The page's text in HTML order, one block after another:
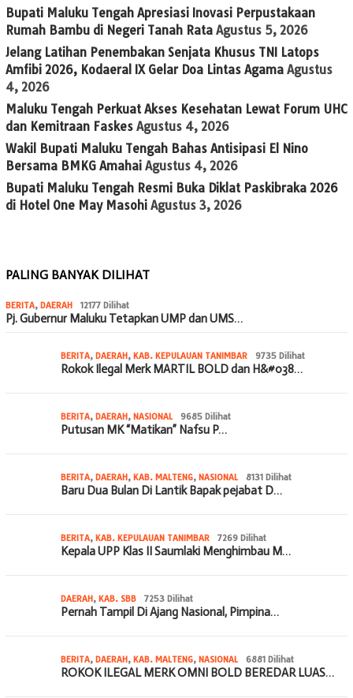
Bupati Maluku Tengah Apresiasi Inovasi Perpustakaan
Rumah Bambu di Negeri Tanah Rata Agustus 5, 2026
Jelang Latihan Penembakan Senjata Khusus TNI Latops
Amfibi 2026, Kodaeral IX Gelar Doa Lintas Agama Agustus
4, 2026
Maluku Tengah Perkuat Akses Kesehatan Lewat Forum UHC
dan Kemitraan Faskes Agustus 4, 2026
Wakil Bupati Maluku Tengah Bahas Antisipasi El Nino
Bersama BMKG Amahai Agustus 4, 2026
Bupati Maluku Tengah Resmi Buka Diklat Paskibraka 2026
di Hotel One May Masohi Agustus 3, 2026
PALING BANYAK DILIHAT
BERITA, DAERAH 12177 Dilihat
Pj. Gubernur Maluku Tetapkan UMP dan UMS…
BERITA, DAERAH, KAB. KEPULAUAN TANIMBAR 9735 Dilihat
Rokok Ilegal Merk MARTIL BOLD dan H&#038…
BERITA, DAERAH, NASIONAL 9685 Dilihat
Putusan MK “Matikan” Nafsu P…
BERITA, DAERAH, KAB. MALTENG, NASIONAL 8131 Dilihat
Baru Dua Bulan Di Lantik Bapak pejabat D…
BERITA, KAB. KEPULAUAN TANIMBAR 7269 Dilihat
Kepala UPP Klas II Saumlaki Menghimbau M…
DAERAH, KAB. SBB 7253 Dilihat
Pernah Tampil Di Ajang Nasional, Pimpina…
BERITA, DAERAH, KAB. MALTENG, NASIONAL 6881 Dilihat
ROKOK ILEGAL MERK OMNI BOLD BEREDAR LUAS…